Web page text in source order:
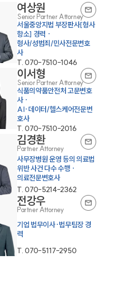
여상원
Senior Partner Attorney
서울중앙지법 부장판사[형사
항소] 경력 ·
형사/성범죄/민사전문변호
사
T.070-7510-1046
이서형
Senior Partner Attorney
식품의약품안전처 고문변호
사 ·
AI·데이터/헬스케어전문변
호사
T.070-7510-2016
김경환
Partner Attorney
사무장병원 운영 등의 의료법
위반 사건 다수 수행 ·
의료전문변호사
T.070-5214-2362
전강우
Partner Attorney
기업 법무이사·법무팀장 경
력
T.070-5117-2950